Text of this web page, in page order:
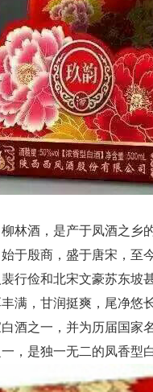
林酒，是产于凤酒之乡
于殷商，盛于唐宋，至
行俭和北宋文豪苏东坡
满，甘润挺爽，尾净悠
酒之一，并为历届国家
，是独一无二的凤香型白